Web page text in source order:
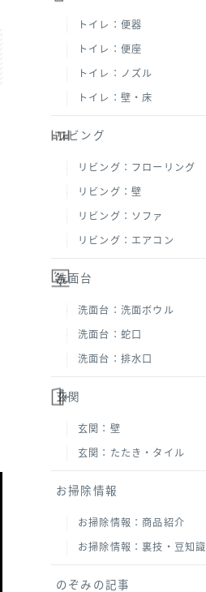
トイレ：便器
トイレ：便座
トイレ：ノズル
トイレ：壁・床
リビング
リビング：フローリング
リビング：壁
リビング：ソファ
リビング：エアコン
洗面台
洗面台：洗面ボウル
洗面台：蛇口
洗面台：排水口
玄関
玄関：壁
玄関：たたき・タイル
お掃除情報
お掃除情報：商品紹介
お掃除情報：裏技・豆知識
のぞみの記事